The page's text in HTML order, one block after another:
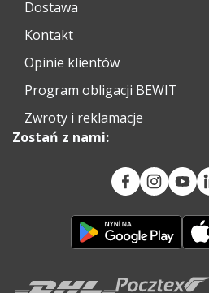
Dostawa
Kontakt
Opinie klientów
Program obligacji BEWIT
Zwroty i reklamacje
Zostań z nami: